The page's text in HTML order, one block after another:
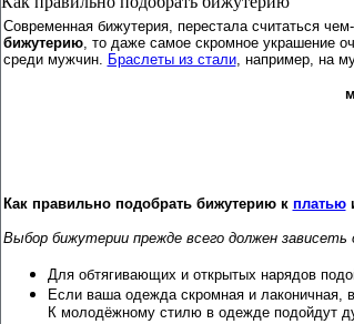
Современная бижутерия, перестала считаться
бижутерию, то даже самое скромное украшение
среди мужчин. Браслеты из стали, например, на
Как правильно подобрать бижутерию к платью
Выбор бижутерии прежде всего должен
Для обтягивающих и открытых нарядов
Если ваша одежда скромная и лаконичная,
К молодёжному стилю в одежде подойдут